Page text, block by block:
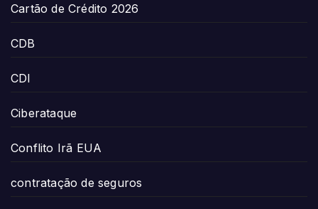
Cartão de Crédito 2026
CDB
CDI
Ciberataque
Conflito Irã EUA
contratação de seguros